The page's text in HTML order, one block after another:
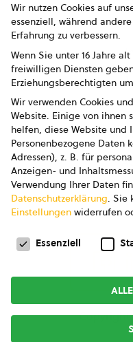
AGB
Wir nutzen Cookies auf
essenziell, während
Erfahrung zu verbessern.
Wenn Sie unter 16 Jahre
freiwilligen Diensten
Erziehungsberechtigten
Wir verwenden Cookies
Website. Einige von ihnen
helfen, diese Website und
Personenbezogene Daten
Adressen), z. B. für
Anzeigen- und
Verwendung Ihrer Daten
Datenschutzerklärung. Sie
Einstellungen widerrufen
Datenschutzeinstellungen
Essenziell